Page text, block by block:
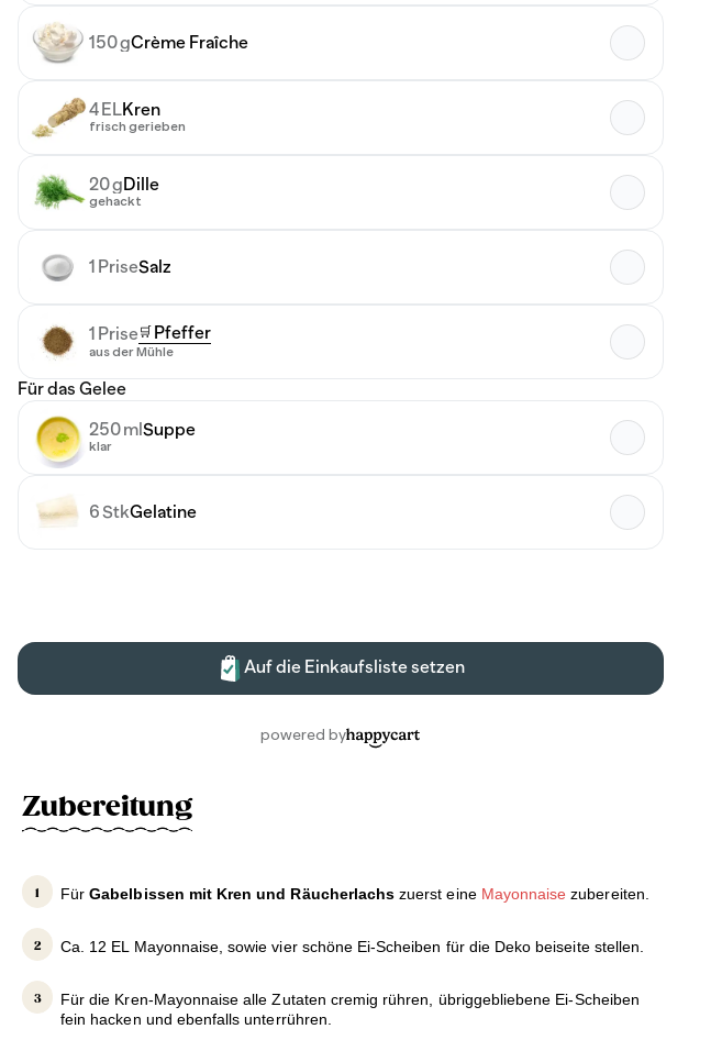
Zubereitung
FürGabelbissen mit Kren und Räucherlachszuerst eine Mayonnaise zubereiten.
Ca. 12 EL Mayonnaise, sowie vier schöne Ei-Scheiben für die Deko beiseite stellen.
Für die Kren-Mayonnaise alle Zutaten cremig rühren, übriggebliebene Ei-Scheiben
fein hacken und ebenfalls unterrühren.